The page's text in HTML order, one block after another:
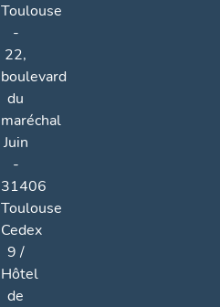
Toulouse
-
22,
boulevard
du
maréchal
Juin
-
31406
Toulouse
Cedex
9 /
Hôtel
de